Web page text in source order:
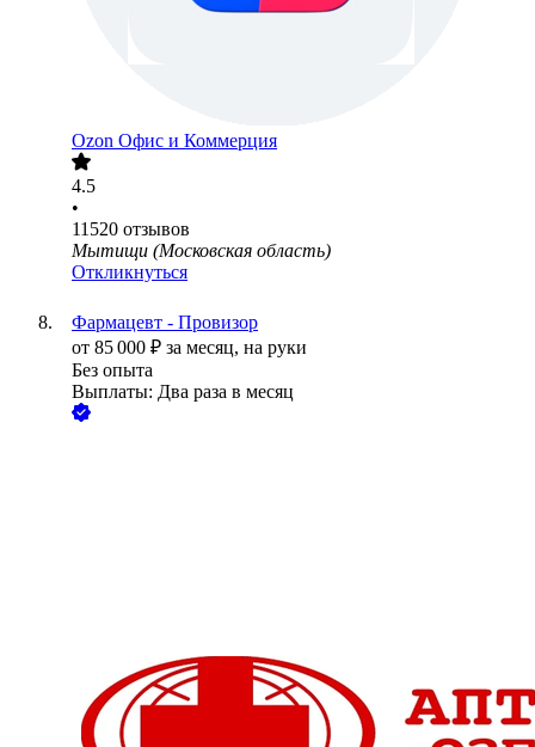
Ozon Офис и Коммерция
4.5
•
11520 отзывов
Мытищи (Московская область)
Откликнуться
Фармацевт - Провизор
от 85 000 ₽ за месяц, на руки
Без опыта
Выплаты: Два раза в месяц